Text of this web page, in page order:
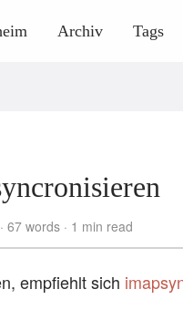
Archiv Tags
67 words 1 min read
empfiehlt sich